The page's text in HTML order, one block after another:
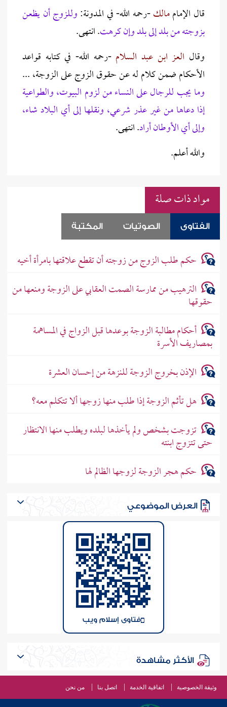
قال الإماممالك-رحمه الله- في المدونة:وللزوج أن يظعن
بزوجته من بلد إلى بلد وإن كرهت. انتهى.
وقال العز ابن عبد السلام -رحمه الله- في كتابه قواعد
الأحكام ضمن كلام له عن حقوق الزوج على الزوجة، ...
وما يجب للرجال على النساء من لزوم البيوت، والطواعية
إذا دعاها من غير عذر شرعي، ونقلها إلى أي البلاد شاء،
وإلى أي الأوطان أراد. انتهى.
والله أعلم.
مواد ذات صلة
الفتاوى الصوتيات المكتبة
حكم طلب الزوج من زوجته أن تقطع علاقتها بامرأة أخيه
الترهيب من ممارسة الصمت العقابي على الزوجة ومنعها من
حقوقها
أحكام مطالبة الزوجة بوعدها قبل الزواج في المساهمة
بمصاريف الأسرة
الإذن بخروج الزوجة للنزهة من إحسان العشرة
هل تأثم الزوجة إذا طلب منها زوجها ألا تتكلم معه؟
تزوجت بشخص ولم يأخذها لبلده ويطلب منها الانتظار
حتى تتزوج ابنته
حكم هجر الزوجة لزوجها الظالم لها
العرض الموضوعي
فتاوى إسلام ويب
الأكثر مشاهدة
وثيقة الخصوصية اتفاقية الخدمة اتصل بنا من نحن